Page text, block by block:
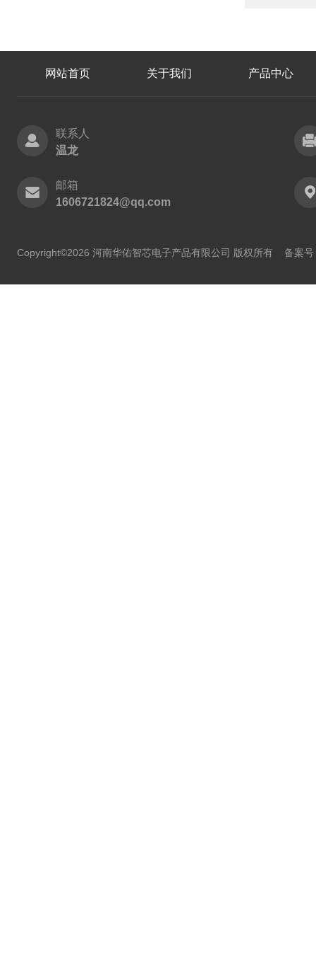
网站首页 关于我们 产品中心
联系人
温龙
邮箱
1606721824@qq.com
Copyright©2026 河南华佑智芯电子产品有限公司 版权所有 备案